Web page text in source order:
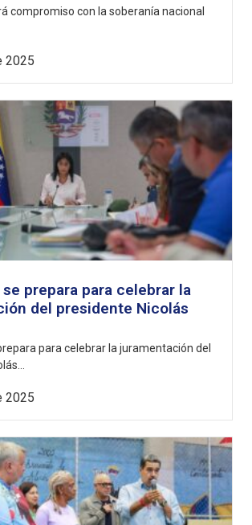
compromiso con la soberanía nacional
2025
prepara para celebrar la
del presidente Nicolás
para celebrar la juramentación del
2025